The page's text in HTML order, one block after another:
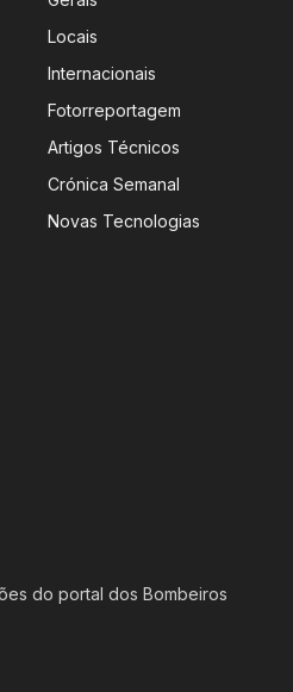
Locais
Internacionais
Fotorreportagem
Artigos Técnicos
Crónica Semanal
Novas Tecnologias
do portal dos Bombeiros